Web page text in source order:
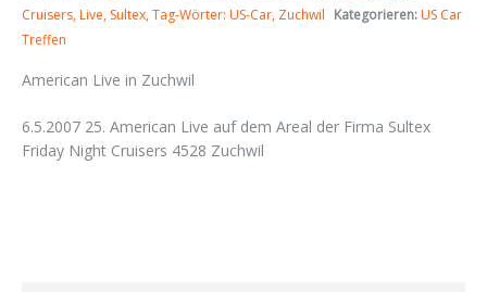
Cruisers Live Sultex Tag-Wörter: US-Car Zuchwil Kategorieren:US Car
Treffen
American Live in Zuchwil
6.5.2007 25. American Live auf dem Areal der Firma Sultex
Friday Night Cruisers 4528 Zuchwil